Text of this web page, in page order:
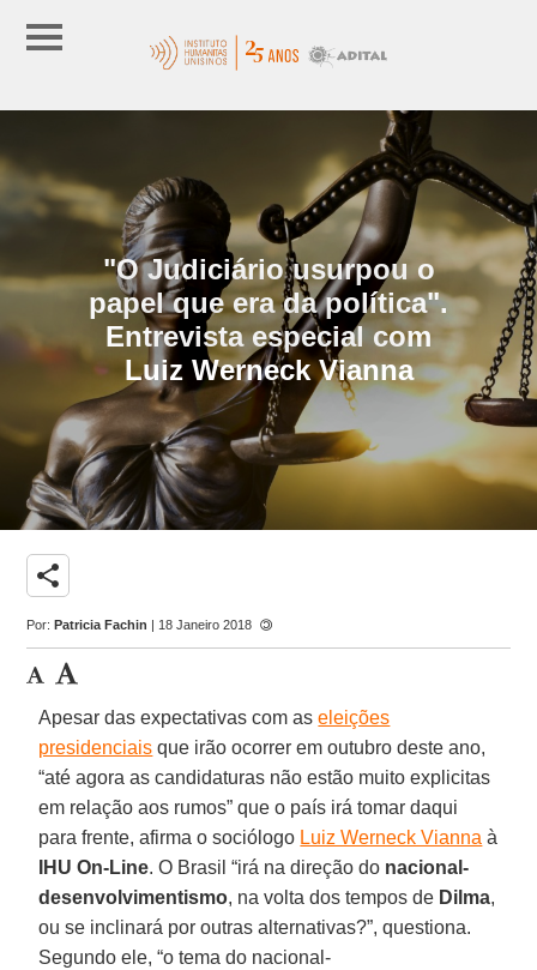
"O Judiciário usurpou o
papel que era da política".
Entrevista especial com
Luiz Werneck Vianna
share
Por:Patricia Fachin | 18 Janeiro 2018
Apesar das expectativas com aseleições
presidenciais que irão ocorrer em outubro deste ano,
“até agora as candidaturas não estão muito explicitas
em relação aos rumos” que o país irá tomar daqui
para frente, afirma o sociólogo Luiz Werneck Vianna à
IHU On-Line. O Brasil “irá na direção do nacional-
desenvolvimentismo, na volta dos tempos de Dilma,
ou se inclinará por outras alternativas?”, questiona.
Segundo ele, “o tema do nacional-